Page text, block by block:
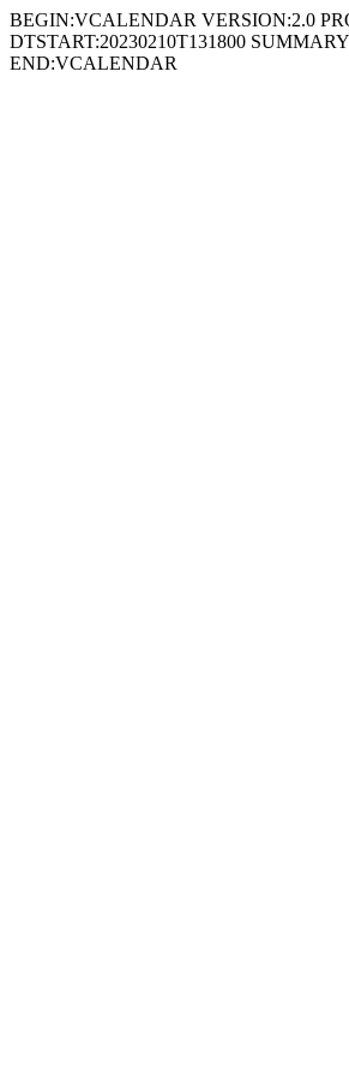
BEGIN:VCALENDAR VERSION:2.0
DTSTART:20230210T131800
END:VCALENDAR